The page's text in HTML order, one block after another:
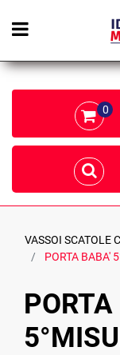
Open menu
0
VASSOI SCATOLE
PORTA BABA'